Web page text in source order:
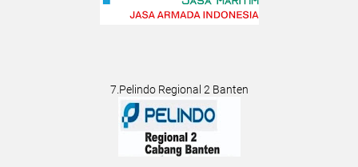
7.Pelindo Regional 2 Banten